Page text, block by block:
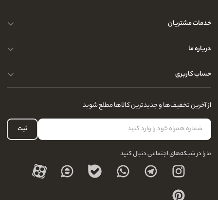
خدمات مشتریان
حریم خصوصی کاربران
تماس با ما
درباره ما
سوالات متداول
آدرس فروشگاه
نحوه ارسال کالا
نحوه بازگشت کالا
درباره ما
حساب کاربری
لیست علاقه‌مندی
حساب کاربری
از آخرین تخفیف‌ها و جدیدترین کالاها مطلع شوید
ثبت
ما را در شبکه‌های اجتماعی دنبال کنید